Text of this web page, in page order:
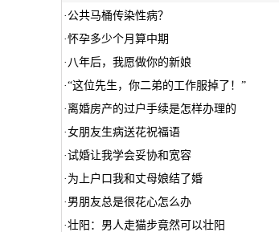
· 公共马桶传染性病？
·怀孕多少个月算中期
· 八年后，我愿做你的新娘
·“这位先生，你二弟的工作服掉了！”
· 离婚房产的过户手续是怎样办理的
·女朋友生病送花祝福语
·试婚让我学会妥协和宽容
· 为上户口我和丈母娘结了婚
· 男朋友总是很花心怎么办
·壮阳：男人走猫步竟然可以壮阳